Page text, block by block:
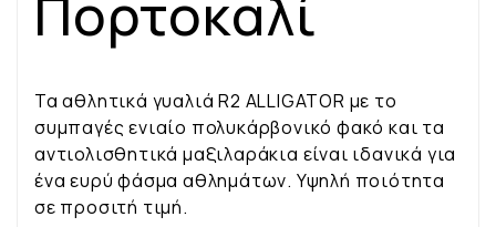
Πορτοκαλί
Τα αθλητικά γυαλιά R2 ALLIGATOR με το
συμπαγές ενιαίο πολυκάρβονικό φακό και τα
αντιολισθητικά μαξιλαράκια είναι ιδανικά για
ένα ευρύ φάσμα αθλημάτων. Υψηλή ποιότητα
σε προσιτή τιμή.